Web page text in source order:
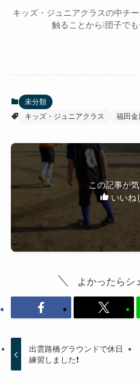
キッズ・ジュニアクラスの中チ
触ることから❕団子で
未分類
キッズ・ジュニアクラス
福田金
この記事が
いいね
よかったらシ
出雲路橋グラウンドで休日
練習しました❗